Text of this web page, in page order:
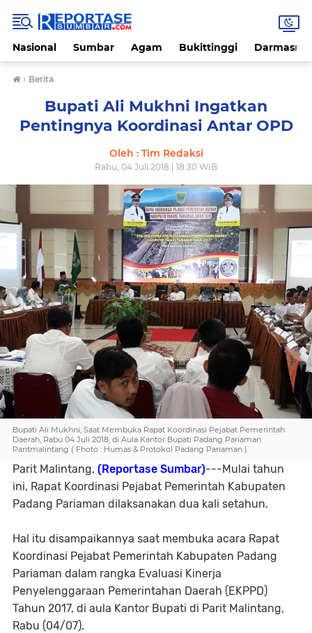
Nasional Sumbar Agam Bukittinggi
› Berita
Bupati Ali Mukhni Ingatkan
Pentingnya Koordinasi Antar OPD
Oleh : Tim Redaksi
Rabu, 04 Juli 2018 | 18:30 WIB
Bupati Ali Mukhni, Saat Membuka Rapat Koordinasi Pejabat Pemerintah
Daerah, Rabu 04 Juli 2018, di Aula Kantor Bupati Padang Pariaman
Paritmalintang ( Fhoto : Humas & Protokol Padang Pariaman )
Parit Malintang, (Reportase Sumbar)---Mulai tahun
ini, Rapat Koordinasi Pejabat Pemerintah Kabupaten
Padang Pariaman dilaksanakan dua kali setahun.
Hal itu disampaikannya saat membuka acara Rapat
Koordinasi Pejabat Pemerintah Kabupaten Padang
Pariaman dalam rangka Evaluasi Kinerja
Penyelenggaraan Pemerintahan Daerah (EKPPD)
Tahun 2017, di aula Kantor Bupati di Parit Malintang,
Rabu (04/07).